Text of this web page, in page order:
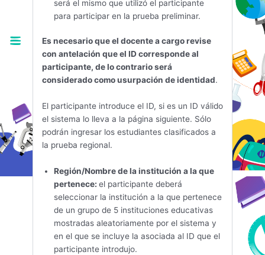
será el mismo que utilizó el participante
para participar en la prueba preliminar.
Es necesario que el docente a cargo revise
con antelación que el ID corresponde al
participante, de lo contrario será
considerado como usurpación de identidad.
El participante introduce el ID, si es un ID válido
el sistema lo lleva a la página siguiente. Sólo
podrán ingresar los estudiantes clasificados a
la prueba regional.
Región/Nombre de la institución a la que
pertenece: el participante deberá
seleccionar la institución a la que pertenece
de un grupo de 5 instituciones educativas
mostradas aleatoriamente por el sistema y
en el que se incluye la asociada al ID que el
participante introdujo.